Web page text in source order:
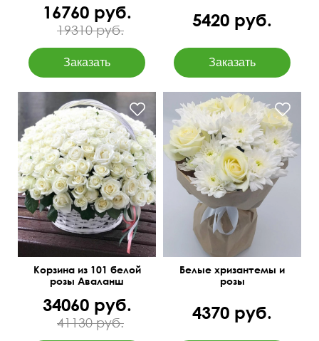
16760 руб.
19310 руб. 5420 руб.
Оформление лентами
Корзина из 101 белой
розы Аваланш
34060 руб.
41130 руб.
Крафт бумага
Белые хризантемы и
розы
4370 руб.